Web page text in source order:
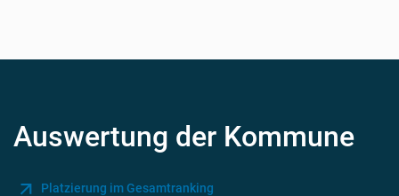
Auswertung der Kommune
Platzierung im Gesamtranking